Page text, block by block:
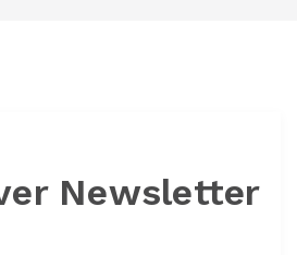
Newsletter